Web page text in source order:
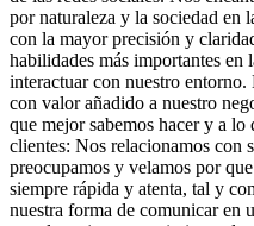
por naturaleza y la sociedad en
con la mayor precisión y
habilidades más importantes en
interactuar con nuestro
con valor añadido a nuestro
que mejor sabemos hacer y a lo
clientes: Nos relacionamos con
preocupamos y velamos por
siempre rápida y atenta, tal y
nuestra forma de comunicar en